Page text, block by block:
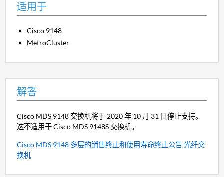
适用于
Cisco 9148
MetroCluster
解答
Cisco MDS 9148 交换机将于 2020 年 10 月 31 日停止支持。
这不适用于 Cisco MDS 9148S 交换机。
Cisco MDS 9148 多层的销售终止和使用寿命终止公告 光纤交
换机